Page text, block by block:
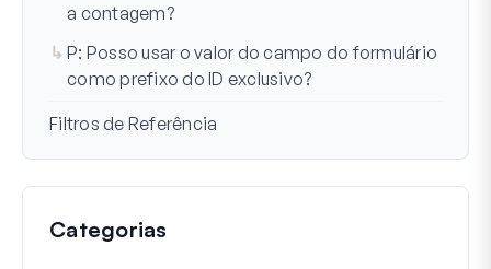
a contagem?
P: Posso usar o valor do campo do formulário
como prefixo do ID exclusivo?
Filtros de Referência
Categorias